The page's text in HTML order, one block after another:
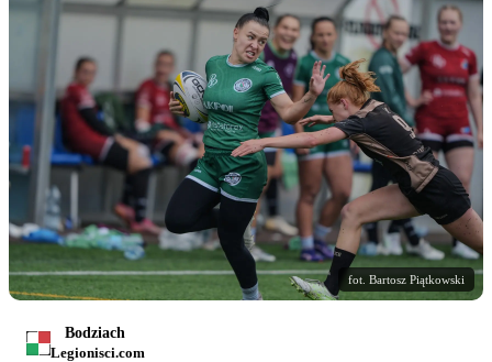
fot. Bartosz Piątkowski
Bodziach
Legionisci.com